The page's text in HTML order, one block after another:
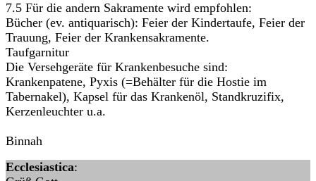
7.5 Für die andern Sakramente wird empfohlen:
Bücher (ev. antiquarisch): Feier der Kindertaufe, Feier der
Trauung, Feier der Krankensakramente.
Taufgarnitur
Die Versehgeräte für Krankenbesuche sind:
Krankenpatene, Pyxis (=Behälter für die Hostie im
Tabernakel), Kapsel für das Krankenöl, Standkruzifix,
Kerzenleuchter u.a.
Binnah
Ecclesiastica: